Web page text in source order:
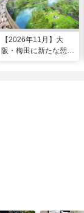
【2026年11月】大
阪・梅田に新たな憩い